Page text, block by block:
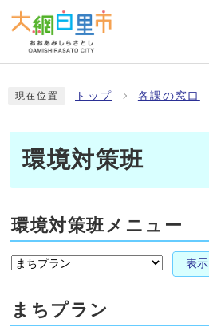
現在位置 トップ 各課の窓口
環境対策班
環境対策班メニュー
表示
まちプラン